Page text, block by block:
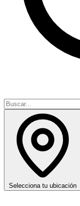
Selecciona tu ubicación